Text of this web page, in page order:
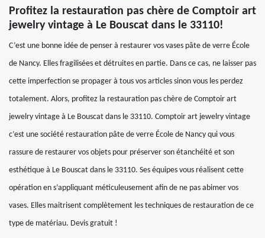
Profitez la restauration pas chère de Comptoir art
jewelry vintage à Le Bouscat dans le 33110!
C’est une bonne idée de penser à restaurer vos vases pâte de verre École
de Nancy. Elles fragilisées et détruites en partie. Dans ce cas, ne laisser pas
cette imperfection se propager à tous vos articles sinon vous les perdez
totalement. Alors, profitez la restauration pas chère de Comptoir art
jewelry vintage à Le Bouscat dans le 33110. Comptoir art jewelry vintage
c’est une société restauration pâte de verre École de Nancy qui vous
rassure de restaurer vos objets pour préserver son étanchéité et son
esthétique à Le Bouscat dans le 33110. Ses équipes vous réalisent cette
opération en s’appliquant méticuleusement afin de ne pas abimer vos
vases. Elles maitrisent complètement les techniques de restauration de ce
type de matériau. Devis gratuit !